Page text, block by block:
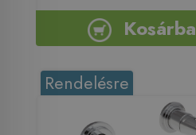
Kosárba
Rendelésre